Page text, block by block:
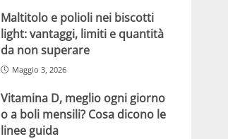
Maltitolo e polioli nei biscotti
light: vantaggi, limiti e quantità
da non superare
Maggio 3, 2026
Vitamina D, meglio ogni giorno
o a boli mensili? Cosa dicono le
linee guida